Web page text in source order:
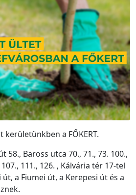
a FŐKERT.
58., Baross utca 70., 71., 73. 100.,
111., 126. , Kálvária tér 17-tel
a Fiumei út, a Kerepesi út és a